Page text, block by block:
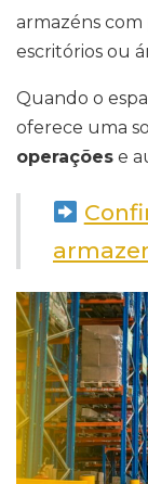
armazéns
escritórios ou
Quando o
oferece uma
operações e